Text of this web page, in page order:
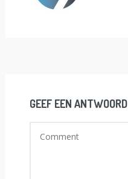
GEEF EEN ANTWOORD